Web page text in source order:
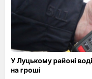
У Луцькому районі
на гроші